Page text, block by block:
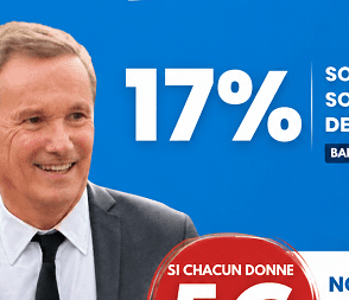
sur
PinterestLinkedInWhatsApp